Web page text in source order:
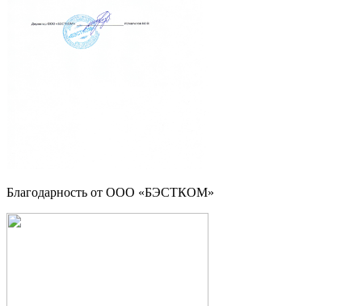
Благодарность от ООО «БЭСТКОМ»